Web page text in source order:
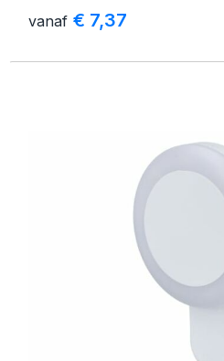
vanaf € 7,37